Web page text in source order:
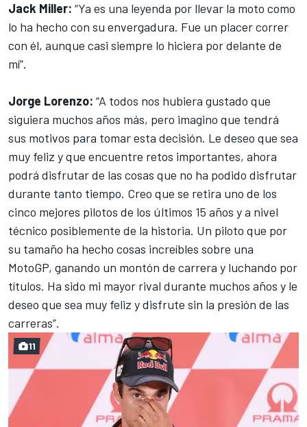
Jack Miller: “Ya es una leyenda por llevar la moto como
lo ha hecho con su envergadura. Fue un placer correr
con él, aunque casi siempre lo hiciera por delante de
mí”.
Jorge Lorenzo: “A todos nos hubiera gustado que
siguiera muchos años más, pero imagino que tendrá
sus motivos para tomar esta decisión. Le deseo que sea
muy feliz y que encuentre retos importantes, ahora
podrá disfrutar de las cosas que no ha podido disfrutar
durante tanto tiempo. Creo que se retira uno de los
cinco mejores pilotos de los últimos 15 años y a nivel
técnico posiblemente de la historia. Un piloto que por
su tamaño ha hecho cosas increíbles sobre una
MotoGP, ganando un montón de carrera y luchando por
títulos. Ha sido mi mayor rival durante muchos años y le
deseo que sea muy feliz y disfrute sin la presión de las
carreras”.
11